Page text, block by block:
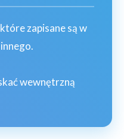
zapisane są w
wewnętrzną